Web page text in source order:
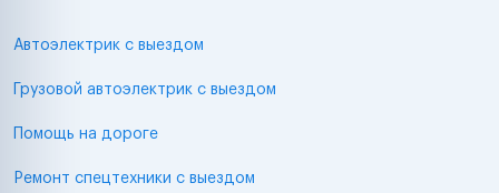
Автоэлектрик с выездом
Грузовой автоэлектрик с выездом
Помощь на дороге
Ремонт спецтехники с выездом